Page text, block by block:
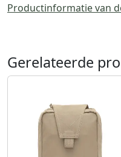
Productinformatie van
Gerelateerde